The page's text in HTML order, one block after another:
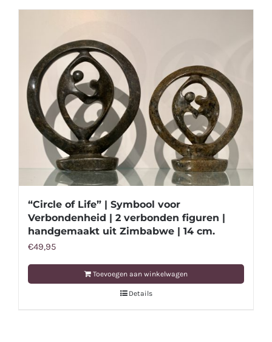
“Circle of Life” | Symbool voor
Verbondenheid | 2 verbonden figuren |
handgemaakt uit Zimbabwe | 14 cm.
€49,95
Toevoegen aan winkelwagen
Details